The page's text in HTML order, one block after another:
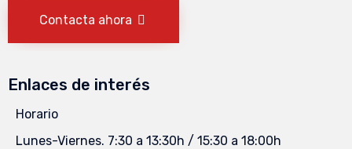
Contacta ahora
Enlaces de interés
Horario
Lunes-Viernes. 7:30 a 13:30h / 15:30 a 18:00h